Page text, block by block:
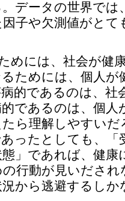
データの世界では
子や欠測値がとて
めには、社会が健
ためには、個人が
的であるのは、社
であるのは、個人
ら理解しやすい
ったとしても、「
」であれば、健康
行動が見いださ
から逃避するしか